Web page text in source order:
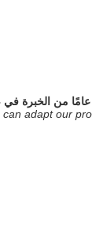
لدينا أكثر من 14 عامًا من
can adapt our